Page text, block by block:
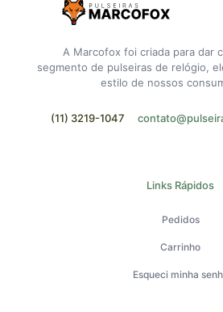
A Marcofox foi criada para dar
segmento de pulseiras de relógio,
estilo de nossos
(11) 3219-1047
Links Rápidos
Pedidos
Carrinho
Esqueci minha